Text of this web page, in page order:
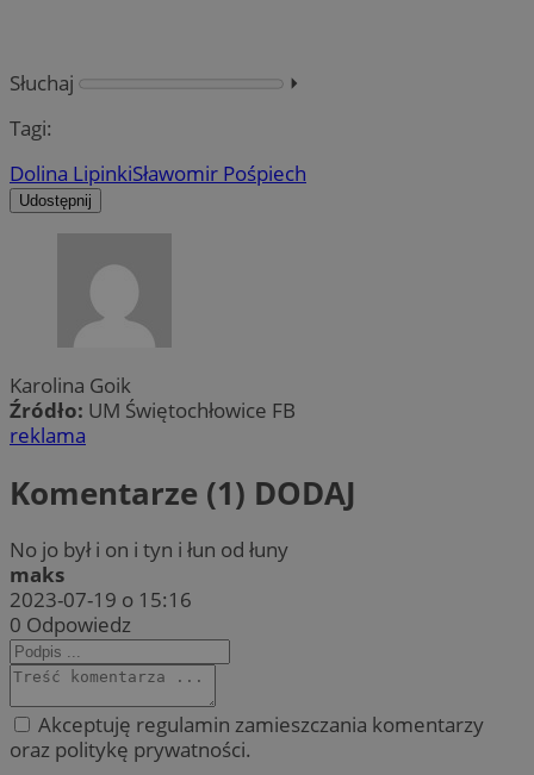
Słuchaj
⏵︎
Tagi:
Dolina LipinkiSławomir Pośpiech
Udostępnij
Karolina Goik
Źródło: UM Świętochłowice FB
reklama
Komentarze (1) DODAJ
No jo był i on i tyn i łun od łuny
maks
2023-07-19 o 15:16
0 Odpowiedz
Akceptuję regulamin zamieszczania komentarzy
oraz politykę prywatności.